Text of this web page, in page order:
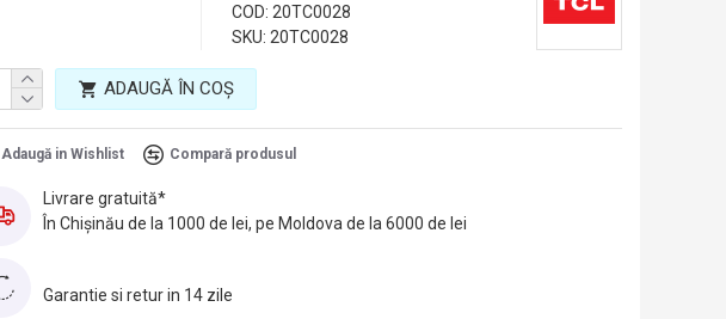
COD: 20TC0028
SKU: 20TC0028
ADAUGĂ ÎN COŞ
Adaugă in Wishlist Compară produsul
Livrare gratuită*
În Chișinău de la 1000 de lei, pe Moldova de la 6000 de lei
Garantie si retur in 14 zile